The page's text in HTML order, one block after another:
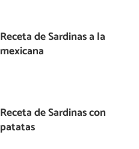
Receta de Sardinas a la
mexicana
Receta de Sardinas con
patatas